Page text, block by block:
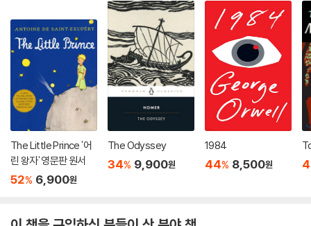
The Little Prince '어
린 왕자' 영문판 원서
52% 6,900원
The Odyssey
34% 9,900원
1984
44% 8,500원